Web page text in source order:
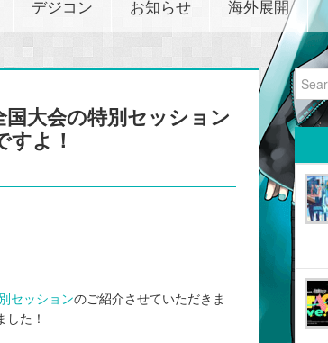
デジコン お知らせ 海外展開
国大会の特別セッション
よ！
セッションのご紹介させていただきま
た！
Search
for: